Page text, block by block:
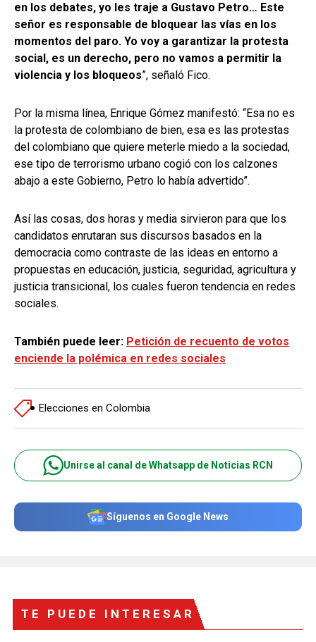
en los debates, yo les traje a Gustavo Petro… Este
señor es responsable de bloquear las vías en los
momentos del paro. Yo voy a garantizar la protesta
social, es un derecho, pero no vamos a permitir la
violencia y los bloqueos”, señaló Fico.
Por la misma línea, Enrique Gómez manifestó: “Esa no es
la protesta de colombiano de bien, esa es las protestas
del colombiano que quiere meterle miedo a la sociedad,
ese tipo de terrorismo urbano cogió con los calzones
abajo a este Gobierno, Petro lo había advertido”.
Así las cosas, dos horas y media sirvieron para que los
candidatos enrutaran sus discursos basados en la
democracia como contraste de las ideas en entorno a
propuestas en educación, justicia, seguridad, agricultura y
justicia transicional, los cuales fueron tendencia en redes
sociales.
También puede leer: Petición de recuento de votos
enciende la polémica en redes sociales
Elecciones en Colombia
Unirse al canal de Whatsapp de Noticias RCN
Síguenos en Google News
TE PUEDE INTERESAR